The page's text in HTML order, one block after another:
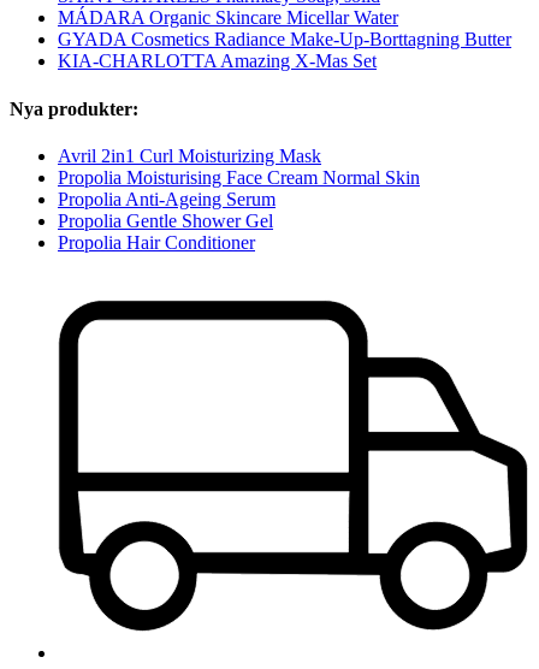
MÁDARA Organic Skincare Micellar Water
GYADA Cosmetics Radiance Make-Up-Borttagning Butter
KIA-CHARLOTTA Amazing X-Mas Set
Nya produkter:
Avril 2in1 Curl Moisturizing Mask
Propolia Moisturising Face Cream Normal Skin
Propolia Anti-Ageing Serum
Propolia Gentle Shower Gel
Propolia Hair Conditioner